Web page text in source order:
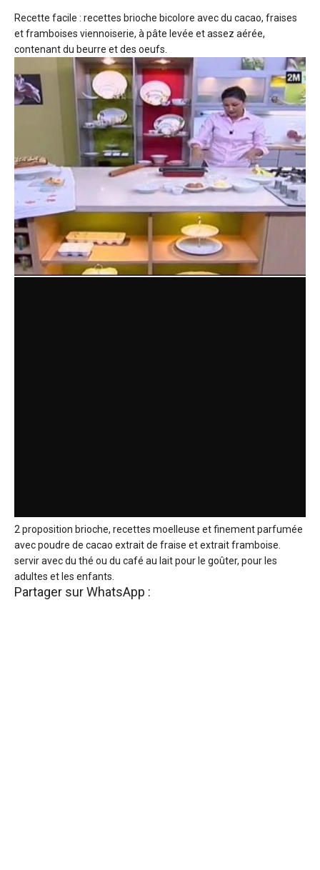
Recette facile : recettes brioche bicolore avec du cacao, fraises
et framboises viennoiserie, à pâte levée et assez aérée,
contenant du beurre et des oeufs.
2 proposition brioche, recettes moelleuse et finement parfumée
avec poudre de cacao extrait de fraise et extrait framboise.
servir avec du thé ou du café au lait pour le goûter, pour les
adultes et les enfants.
Partager sur WhatsApp :